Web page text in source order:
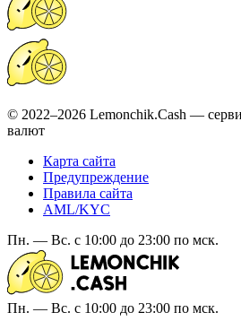
© 2022–2026 Lemonchik.Cash —
валют
Карта сайта
Предупреждение
Правила сайта
AML/KYC
Пн. — Вс. с 10:00 до 23:00 по мск.
Пн. — Вс. с 10:00 до 23:00 по мск.